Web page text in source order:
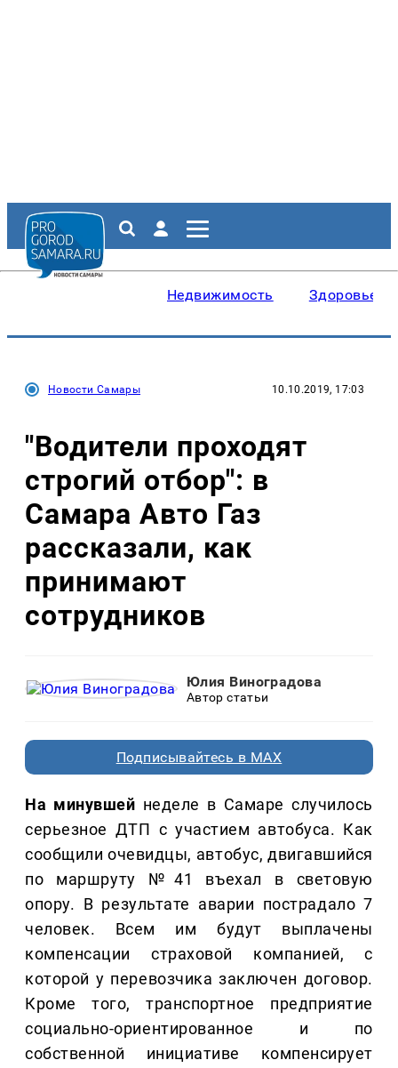
Недвижимость Здоровье
Новости Самары 10.10.2019, 17:03
"Водители проходят
строгий отбор": в
Самара Авто Газ
рассказали, как
принимают
сотрудников
Юлия Виноградова
Автор статьи
Подписывайтесь в MAX
На минувшей неделе в Самаре случилось
серьезное ДТП с участием автобуса. Как
сообщили очевидцы, автобус, двигавшийся
по маршруту №41 въехал в световую
опору. В результате аварии пострадало 7
человек. Всем им будут выплачены
компенсации страховой компанией, с
которой у перевозчика заключен договор.
Кроме того, транспортное предприятие
социально-ориентированное и по
собственной инициативе компенсирует